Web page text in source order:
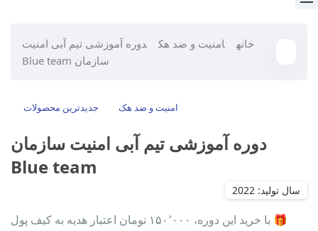
خانه امنیت و ضد هک
دوره آموزشی تیم آبی امنیت
سازمان Blue team
امنیت و ضد هک جدیدترین محصولات
دوره آموزشی تیم آبی امنیت سازمان
Blue team
🎁 با خرید این دوره، ۱۵۰٬۰۰۰ تومان اعتبار هدیه به کیف پول